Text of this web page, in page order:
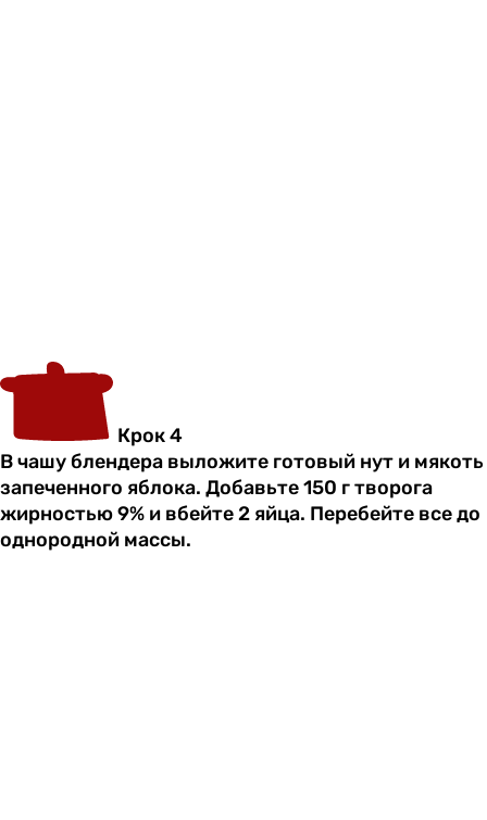
Крок 4
В чашу блендера выложите готовый нут и мякоть
запеченного яблока. Добавьте 150 г творога
жирностью 9% и вбейте 2 яйца. Перебейте все до
однородной массы.